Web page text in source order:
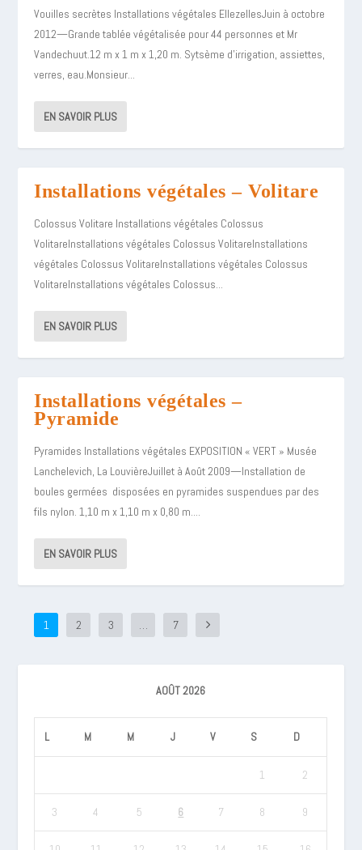
Vouilles secrètes Installations végétales EllezellesJuin à octobre
2012—Grande tablée végétalisée pour 44 personnes et Mr
Vandechuut.12 m x 1 m x 1,20 m. Sytsème d’irrigation, assiettes,
verres, eau.Monsieur...
EN SAVOIR PLUS
Installations végétales – Volitare
Colossus Volitare Installations végétales Colossus
VolitareInstallations végétales Colossus VolitareInstallations
végétales Colossus VolitareInstallations végétales Colossus
VolitareInstallations végétales Colossus...
EN SAVOIR PLUS
Installations végétales –
Pyramide
Pyramides Installations végétales EXPOSITION « VERT » Musée
Lanchelevich, La LouvièreJuillet à Août 2009—Installation de
boules germées disposées en pyramides suspendues par des
fils nylon. 1,10 m x 1,10 m x 0,80 m....
EN SAVOIR PLUS
1 2 3 … 7
AOÛT 2026
L M M J V S D
1 2
3 4 5 6 7 8 9